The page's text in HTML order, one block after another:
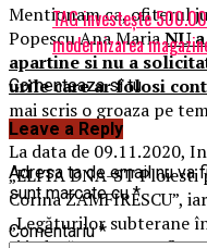
Mentionam ca, ofiterul
Popescu Ana MariaNU
apartine si nu a
urile care ar folosi
mai scris o groaza pe
La data de 09.11.2020,
„ELITA DNA-ST
Corina ZAMFIRESCU”,
„Legăturilor subterane
TAG investește
modernizarea
Comenteaza si tu
Leave a Reply
Adresa ta de email nu va
sunt marcate cu*
Comentariu*